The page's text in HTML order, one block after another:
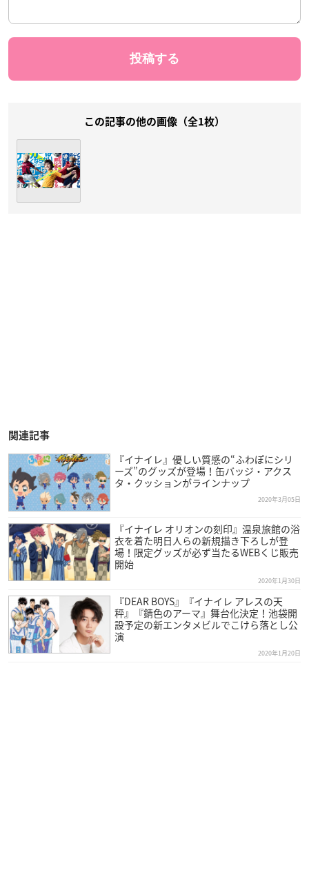
この記事の他の画像（全1枚）
関連記事
『イナイレ』優しい質感の“ふわぽにシリ
ーズ”のグッズが登場！缶バッジ・アクス
タ・クッションがラインナップ
2020年3月05日
『イナイレ オリオンの刻印』温泉旅館の浴
衣を着た明日人らの新規描き下ろしが登
場！限定グッズが必ず当たるWEBくじ販売
開始
2020年1月30日
『DEAR BOYS』『イナイレ アレスの天
秤』『錆色のアーマ』舞台化決定！池袋開
設予定の新エンタメビルでこけら落とし公
演
2020年1月20日